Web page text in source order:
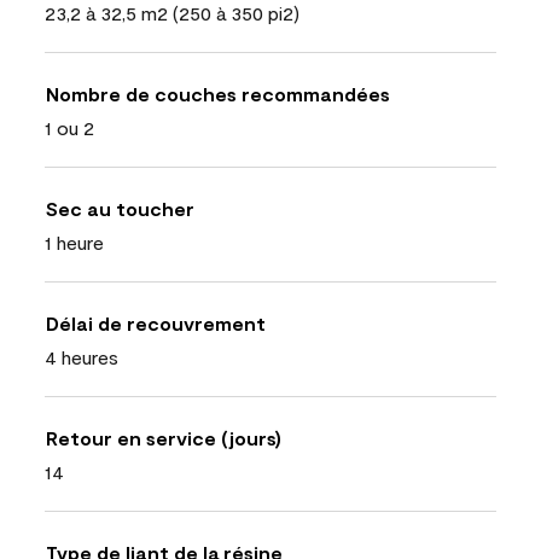
23,2 à 32,5 m2 (250 à 350 pi2)
Nombre de couches recommandées
1 ou 2
Sec au toucher
1 heure
Délai de recouvrement
4 heures
Retour en service (jours)
14
Type de liant de la résine